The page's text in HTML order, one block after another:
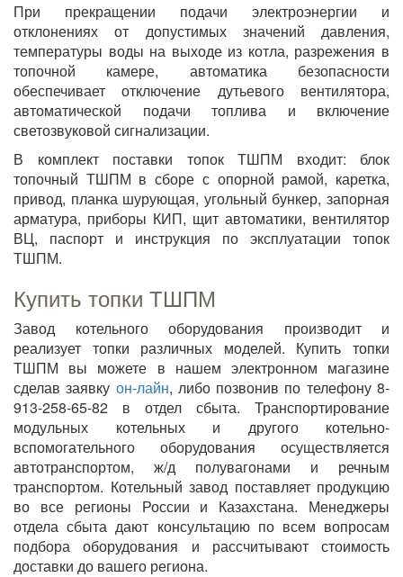
При прекращении подачи электроэнергии и
отклонениях от допустимых значений давления,
температуры воды на выходе из котла, разрежения в
топочной камере, автоматика безопасности
обеспечивает отключение дутьевого вентилятора,
автоматической подачи топлива и включение
светозвуковой сигнализации.
В комплект поставки топок ТШПМ входит: блок
топочный ТШПМ в сборе с опорной рамой, каретка,
привод, планка шурующая, угольный бункер, запорная
арматура, приборы КИП, щит автоматики, вентилятор
ВЦ, паспорт и инструкция по эксплуатации топок
ТШПМ.
Купить топки ТШПМ
Завод котельного оборудования производит и
реализует топки различных моделей. Купить топки
ТШПМ вы можете в нашем электронном магазине
сделав заявку он-лайн, либо позвонив по телефону 8-
913-258-65-82 в отдел сбыта. Транспортирование
модульных котельных и другого котельно-
вспомогательного оборудования осуществляется
автотранспортом, ж/д полувагонами и речным
транспортом. Котельный завод поставляет продукцию
во все регионы России и Казахстана. Менеджеры
отдела сбыта дают консультацию по всем вопросам
подбора оборудования и рассчитывают стоимость
доставки до вашего региона.